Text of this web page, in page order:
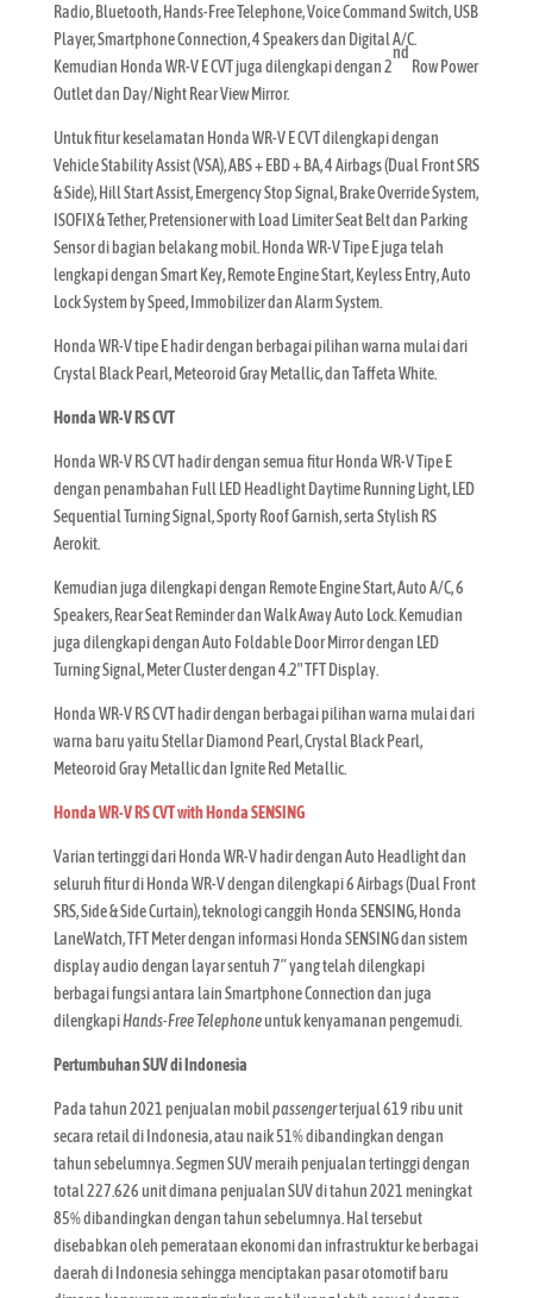
Radio, Bluetooth, Hands-Free Telephone, Voice Command Switch, USB
Player, Smartphone Connection, 4 Speakers dan Digital A/C.
Kemudian Honda WR-V E CVT juga dilengkapi dengan 2
nd
Row Power
Outlet dan Day/Night Rear View Mirror.
Untuk fitur keselamatan Honda WR-V E CVT dilengkapi dengan
Vehicle Stability Assist (VSA), ABS + EBD + BA, 4 Airbags (Dual Front SRS
& Side), Hill Start Assist, Emergency Stop Signal, Brake Override System,
ISOFIX & Tether, Pretensioner with Load Limiter Seat Belt dan Parking
Sensor di bagian belakang mobil. Honda WR-V Tipe E juga telah
lengkapi dengan Smart Key, Remote Engine Start, Keyless Entry, Auto
Lock System by Speed, Immobilizer dan Alarm System.
Honda WR-V tipe E hadir dengan berbagai pilihan warna mulai dari
Crystal Black Pearl, Meteoroid Gray Metallic, dan Taffeta White.
Honda WR-V RS CVT
Honda WR-V RS CVT hadir dengan semua fitur Honda WR-V Tipe E
dengan penambahan Full LED Headlight Daytime Running Light, LED
Sequential Turning Signal, Sporty Roof Garnish, serta Stylish RS
Aerokit.
Kemudian juga dilengkapi dengan Remote Engine Start, Auto A/C, 6
Speakers, Rear Seat Reminder dan Walk Away Auto Lock. Kemudian
juga dilengkapi dengan Auto Foldable Door Mirror dengan LED
Turning Signal, Meter Cluster dengan 4.2″ TFT Display.
Honda WR-V RS CVT hadir dengan berbagai pilihan warna mulai dari
warna baru yaitu Stellar Diamond Pearl, Crystal Black Pearl,
Meteoroid Gray Metallic dan Ignite Red Metallic.
Honda WR-V RS CVT with Honda SENSING
Varian tertinggi dari Honda WR-V hadir dengan Auto Headlight dan
seluruh fitur di Honda WR-V dengan dilengkapi 6 Airbags (Dual Front
SRS, Side & Side Curtain), teknologi canggih Honda SENSING, Honda
LaneWatch, TFT Meter dengan informasi Honda SENSING dan sistem
display audio dengan layar sentuh 7” yang telah dilengkapi
berbagai fungsi antara lain Smartphone Connection dan juga
dilengkapiHands-Free Telephoneuntuk kenyamanan pengemudi.
Pertumbuhan SUV di Indonesia
Pada tahun 2021 penjualan mobilpassengerterjual 619 ribu unit
secara retail di Indonesia, atau naik 51% dibandingkan dengan
tahun sebelumnya. Segmen SUV meraih penjualan tertinggi dengan
total 227.626 unit dimana penjualan SUV di tahun 2021 meningkat
85% dibandingkan dengan tahun sebelumnya. Hal tersebut
disebabkan oleh pemerataan ekonomi dan infrastruktur ke berbagai
daerah di Indonesia sehingga menciptakan pasar otomotif baru